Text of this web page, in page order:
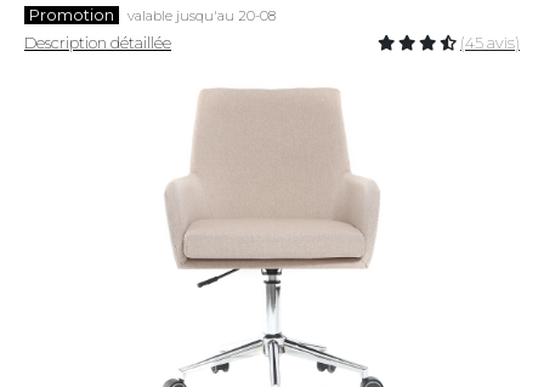
Promotion valable jusqu'au 20-08
Description détaillée (45 avis)